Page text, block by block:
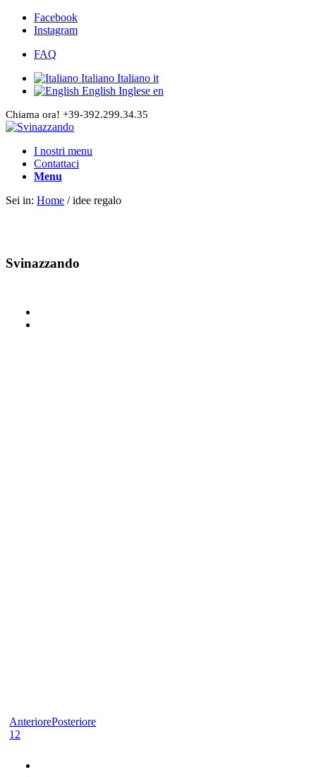
Facebook
Instagram
FAQ
Italiano Italiano it
English Inglese en
Chiama ora! +39-392.299.34.35
I nostri menu
Contattaci
Menu
Sei in: Home / idee regalo
Svinazzando
AnteriorePosteriore
1 2